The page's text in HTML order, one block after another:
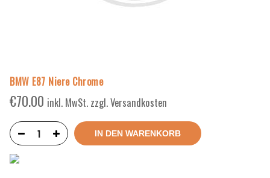
BMW E87 Niere Chrome
€70.00 inkl. MwSt. zzgl. Versandkosten
IN DEN WARENKORB